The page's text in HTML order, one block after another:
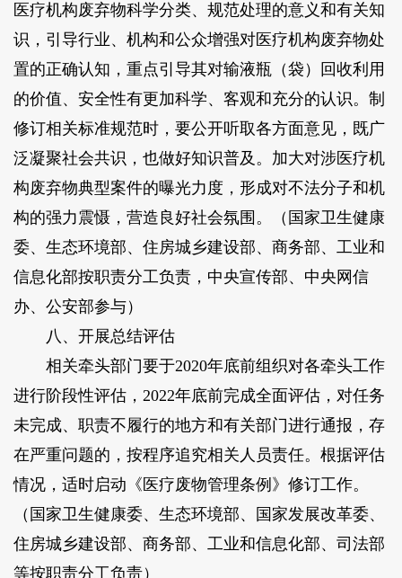
医疗机构废弃物科学分类、规范处理的意义和有关知
识，引导行业、机构和公众增强对医疗机构废弃物处
置的正确认知，重点引导其对输液瓶（袋）回收利用
的价值、安全性有更加科学、客观和充分的认识。制
修订相关标准规范时，要公开听取各方面意见，既广
泛凝聚社会共识，也做好知识普及。加大对涉医疗机
构废弃物典型案件的曝光力度，形成对不法分子和机
构的强力震慑，营造良好社会氛围。（国家卫生健康
委、生态环境部、住房城乡建设部、商务部、工业和
信息化部按职责分工负责，中央宣传部、中央网信
办、公安部参与）
八、开展总结评估
相关牵头部门要于2020年底前组织对各牵头工作
进行阶段性评估，2022年底前完成全面评估，对任务
未完成、职责不履行的地方和有关部门进行通报，存
在严重问题的，按程序追究相关人员责任。根据评估
情况，适时启动《医疗废物管理条例》修订工作。
（国家卫生健康委、生态环境部、国家发展改革委、
住房城乡建设部、商务部、工业和信息化部、司法部
等按职责分工负责）